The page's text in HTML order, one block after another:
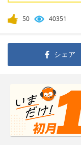
50 40351
シェア